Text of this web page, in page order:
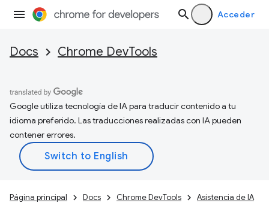
Acceder
Docs Chrome DevTools
Google utiliza tecnología de IA para traducir contenido a tu
idioma preferido. Las traducciones realizadas con IA pueden
contener errores.
Página principal Docs Chrome DevTools Asistencia de IA